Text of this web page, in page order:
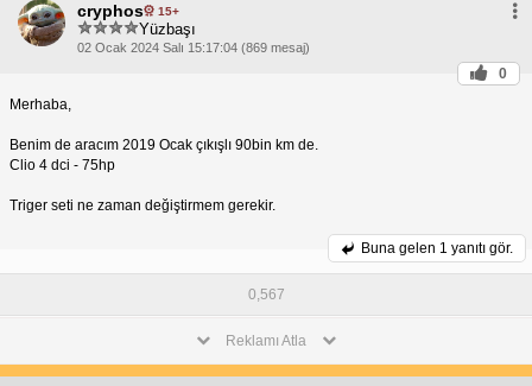
cryphos 15+
Yüzbaşı
02 Ocak 2024 Salı 15:17:04 (869 mesaj)
0
Merhaba,
Benim de aracım 2019 Ocak çıkışlı 90bin km de.
Clio 4 dci - 75hp
Triger seti ne zaman değiştirmem gerekir.
Buna gelen 1 yanıtı gör.
0,567
Reklamı Atla